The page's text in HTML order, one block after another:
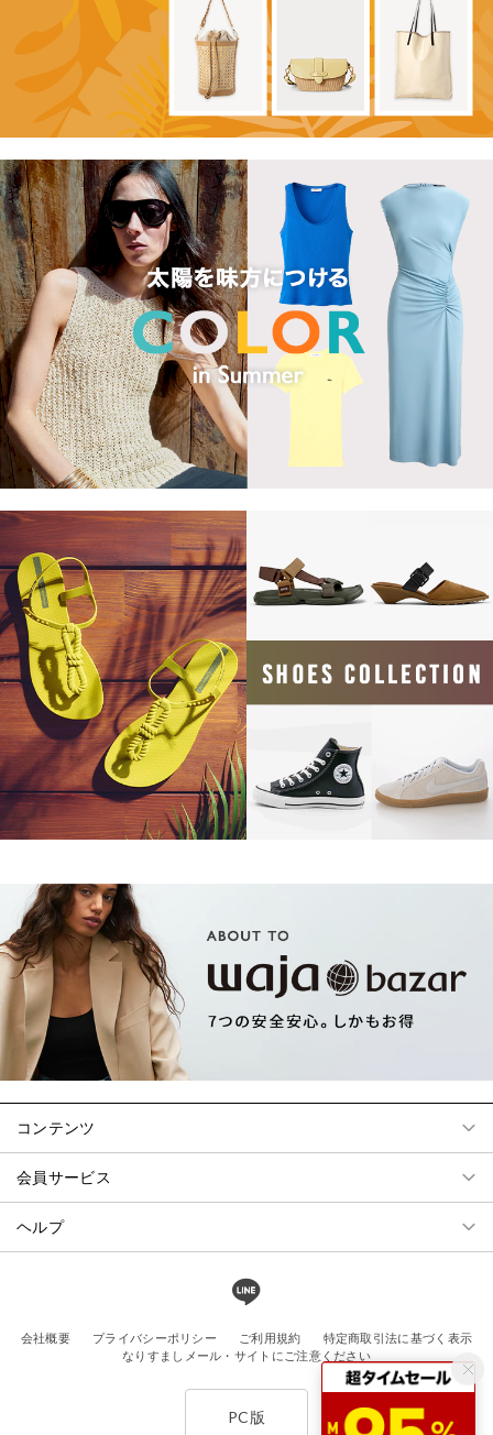
コンテンツ
会員サービス
ヘルプ
会社概要 プライバシーポリシー ご利用規約
特定商取引法に基づく表示
なりすましメール・サイトにご注意ください
PC版